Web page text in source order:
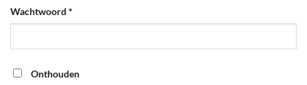
Wachtwoord *
Onthouden